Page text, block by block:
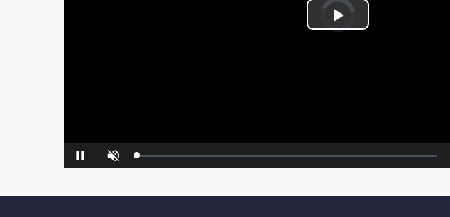
Video
Player
Play
Pause Unmute Loaded:
0%